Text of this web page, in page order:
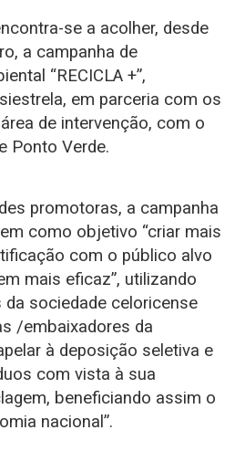
se a acolher, desde
a campanha de
“RECICLA +”,
em parceria com os
de intervenção, com o
Ponto Verde.
promotoras, a campanha
como objetivo “criar mais
com o público alvo
mais eficaz”, utilizando
sociedade celoricense
/embaixadores da
à deposição seletiva e
com vista à sua
beneficiando assim o
nacional”.